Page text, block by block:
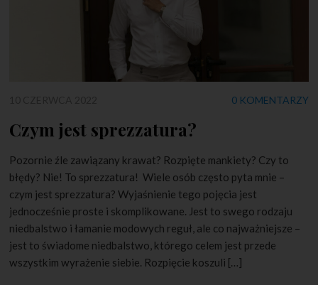
0 KOMENTARZY
Czym jest sprezzatura?
Pozornie źle zawiązany krawat? Rozpięte mankiety? Czy to
błędy? Nie! To sprezzatura! Wiele osób często pyta mnie –
czym jest sprezzatura? Wyjaśnienie tego pojęcia jest
jednocześnie proste i skomplikowane. Jest to swego rodzaju
niedbalstwo i łamanie modowych reguł, ale co najważniejsze –
jest to świadome niedbalstwo, którego celem jest przede
wszystkim wyrażenie siebie. Rozpięcie koszuli […]